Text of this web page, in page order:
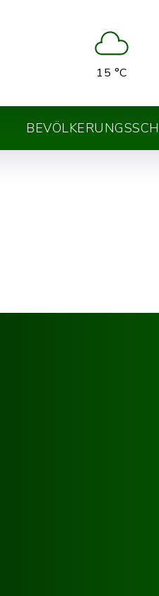
15 °C